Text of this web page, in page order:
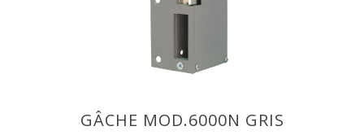
GÂCHE MOD.6000N GRIS